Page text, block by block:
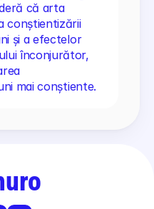
că arta
conștientizării
și a efectelor
înconjurător,
mai conștiente.